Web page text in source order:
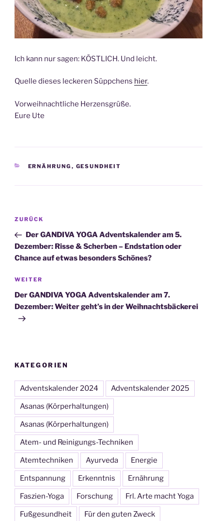
Ich kann nur sagen: KÖSTLICH. Und leicht.
Quelle dieses leckeren Süppchens hier.
Vorweihnachtliche Herzensgrüße.
Eure Ute
KATEGORIEN
ERNÄHRUNG , GESUNDHEIT
Beitragsnavigation
Vorheriger
Beitrag
ZURÜCK
Der GANDIVA YOGA Adventskalender am 5.
Dezember: Risse & Scherben – Endstation oder
Chance auf etwas besonders Schönes?
Nächster
Beitrag
WEITER
Der GANDIVA YOGA Adventskalender am 7.
Dezember: Weiter geht’s in der Weihnachtsbäckerei
KATEGORIEN
Adventskalender 2024 Adventskalender 2025
Asanas (Körperhaltungen)
Asanas (Körperhaltungen)
Atem- und Reinigungs-Techniken
Atemtechniken Ayurveda Energie
Entspannung Erkenntnis Ernährung
Faszien-Yoga Forschung Frl. Arte macht Yoga
Fußgesundheit Für den guten Zweck